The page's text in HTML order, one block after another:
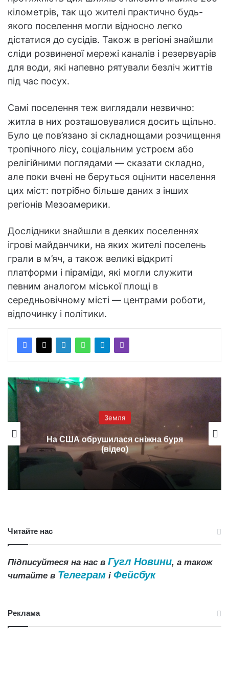
кілометрів, так що жителі практично будь-
якого поселення могли відносно легко
дістатися до сусідів. Також в регіоні знайшли
сліди розвиненої мережі каналів і резервуарів
для води, які напевно рятували безліч життів
під час посух.
Самі поселення теж виглядали незвично:
житла в них розташовувалися досить щільно.
Було це пов’язано зі складнощами розчищення
тропічного лісу, соціальним устроєм або
релігійними поглядами — сказати складно,
але поки вчені не беруться оцінити населення
цих міст: потрібно більше даних з інших
регіонів Мезоамерики.
Дослідники знайшли в деяких поселеннях
ігрові майданчики, на яких жителі поселень
грали в м’яч, а також великі відкриті
платформи і піраміди, які могли служити
певним аналогом міської площі в
середньовічному місті — центрами роботи,
відпочинку і політики.
Земля
На США обрушилася сніжна буря
(відео)
Читайте нас
Підписуйтеся на нас в Гугл Новини, а також
читайте в Телеграм і Фейсбук
Реклама